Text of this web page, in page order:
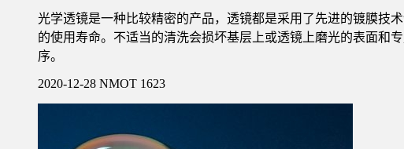
光学透镜是一种比较精密的产品，透镜都是采用了先进的镀膜技
的使用寿命。不适当的清洗会损坏基层上或透镜上磨光的表面和
序。
2020-12-28 NMOT 1623